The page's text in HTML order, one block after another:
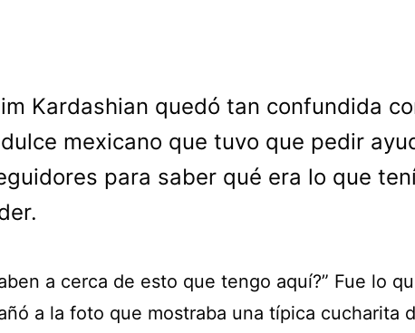
im Kardashian quedó tan confundida
dulce mexicano que tuvo que pedir
para saber qué era lo que
a cerca de esto que tengo aquí?” Fue lo
a la foto que mostraba una típica cucharita